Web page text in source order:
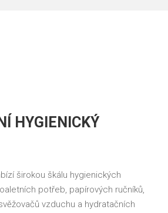
HYGIENICKÝ
širokou škálu hygienických
potřeb, papírových ručníků,
vzduchu a hydratačních